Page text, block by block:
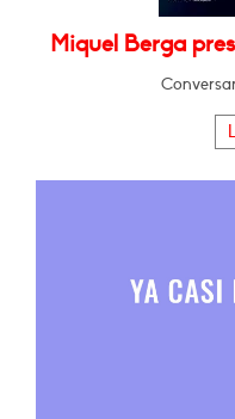
Miquel Berga